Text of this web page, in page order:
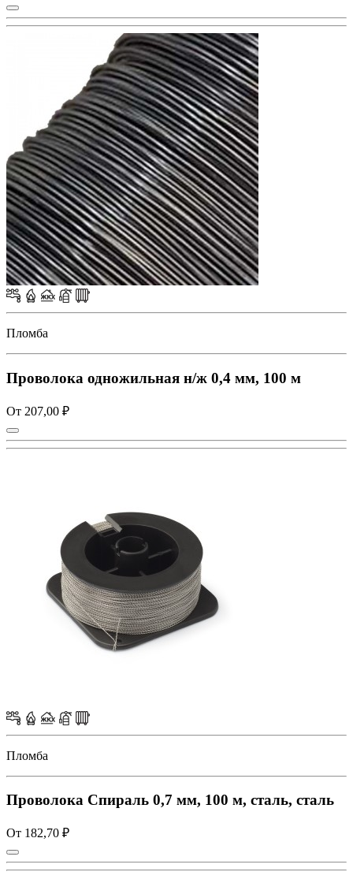
Пломба
Проволока одножильная н/ж 0,4 мм, 100 м
От 207,00 ₽
Пломба
Проволока Спираль 0,7 мм, 100 м, сталь, сталь
От 182,70 ₽